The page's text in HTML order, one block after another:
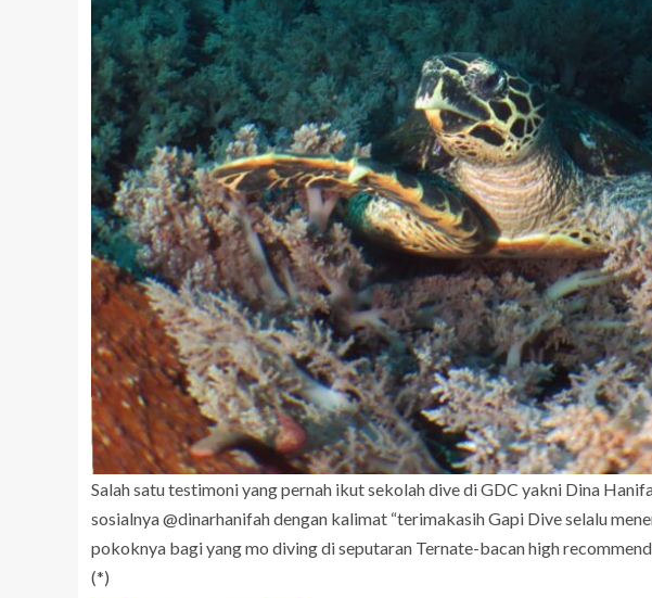
Salah satu testimoni yang pernah ikut sekolah dive di GDC yakni Dina
sosialnya @dinarhanifah dengan kalimat “terimakasih Gapi Dive selalu
pokoknya bagi yang mo diving di seputaran Ternate-bacan high
(*)